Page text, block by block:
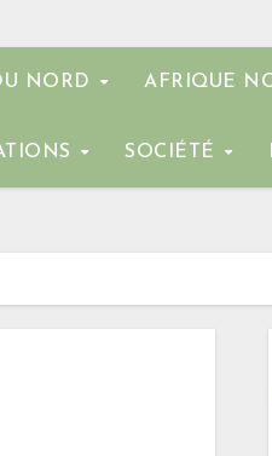
NORD AFRIQUE
SOCIÉTÉ